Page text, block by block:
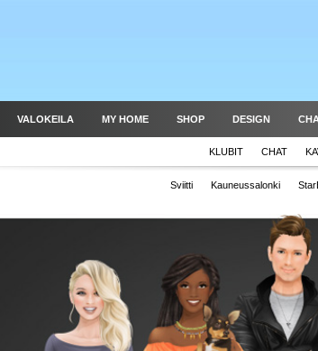
VALOKEILA MY HOME SHOP DESIGN
KLUBIT CHAT
Sviitti Kauneussalonki